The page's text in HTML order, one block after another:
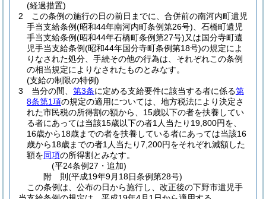
(経過措置)
2
この条例の施行の日の前日までに、合併前の南河内町遺児
手当支給条例(昭和44年南河内町条例第26号) 、石橋町遺児
手当支給条例(昭和44年石橋町条例第27号)又は国分寺町遺
児手当支給条例(昭和44年国分寺町条例第18号)の規定によ
りなされた処分、手続その他の行為は、それぞれこの条例
の相当規定によりなされたものとみなす。
(支給の制限の特例)
3
当分の間、 第3条に定める支給要件に該当する者に係る第
8条第1項の規定の適用については、地方税法により決定さ
れた市民税の所得割の額から、15歳以下の者を扶養してい
る者にあっては当該15歳以下の者1人当たり19,800円を、
16歳から18歳までの者を扶養している者にあっては当該16
歳から18歳までの者1人当たり7,200円をそれぞれ減額した
額を同項の所得割とみなす。
(平24条例27・追加)
附 則(平成19年9月18日条例第28号)
この条例は、公布の日から施行し、改正後の下野市遺児手